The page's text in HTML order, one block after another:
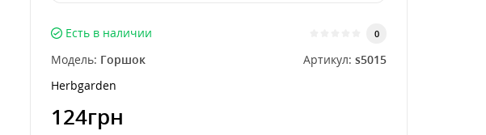
Есть в наличии 0
Модель: Горшок Артикул: s5015
Herbgarden
124грн